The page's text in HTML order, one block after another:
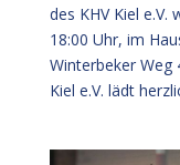
des KHV Kiel e.V.
18:00 Uhr, im
Winterbeker Weg
Kiel e.V. lädt